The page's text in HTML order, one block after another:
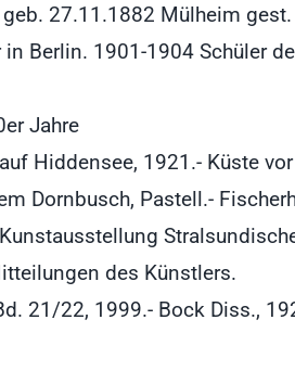
27.11.1882 Mülheim
in Berlin. 1901-1904 Schüler
Jahre
Hiddensee, 1921.- Küste
Dornbusch, Pastell.-
des Künstlers.
21/22, 1999.- Bock Diss.,